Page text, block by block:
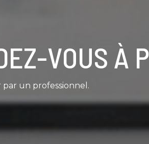
VOUS À
par un professionnel.